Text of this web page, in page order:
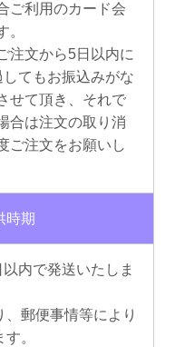
ご利用のカード会
。
注文から5日以内に
てもお振込みがな
せて頂き、それで
合は注文の取り消
ご注文をお願いし
時期
内で発送いたしま
郵便事情等により
。